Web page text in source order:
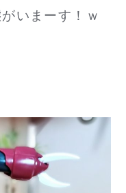
いまーす！ｗ